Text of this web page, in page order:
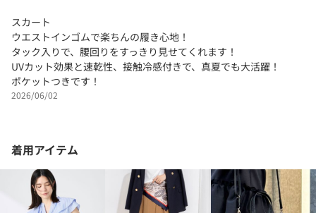
スカート
ウエストインゴムで楽ちんの履き心地！
タック入りで、腰回りをすっきり見せてくれます！
UVカット効果と速乾性、接触冷感付きで、真夏でも大活躍！
ポケットつきです！
2026/06/02
着用アイテム